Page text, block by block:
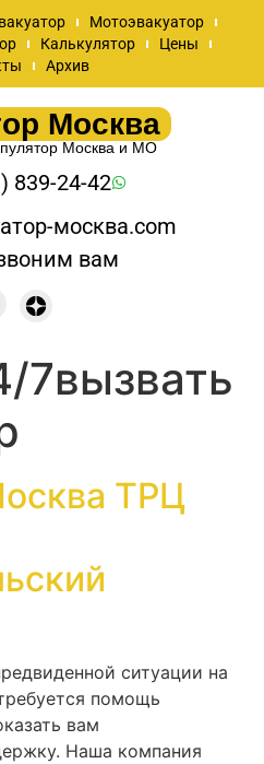
Мотоэвакуатор
Калькулятор
Цены
Архив
Москва
Москва и МО
839-24-42
москва.com
вам
7вызвать
ТРЦ
ситуации на
помощь
вам
Наша компания